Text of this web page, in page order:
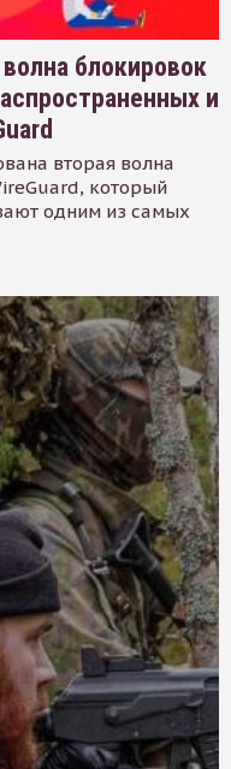
блокировок
и
вторая волна
который
одним из самых